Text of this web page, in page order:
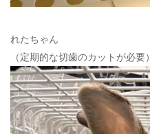
れたちゃん
（定期的な切歯のカットが必要）